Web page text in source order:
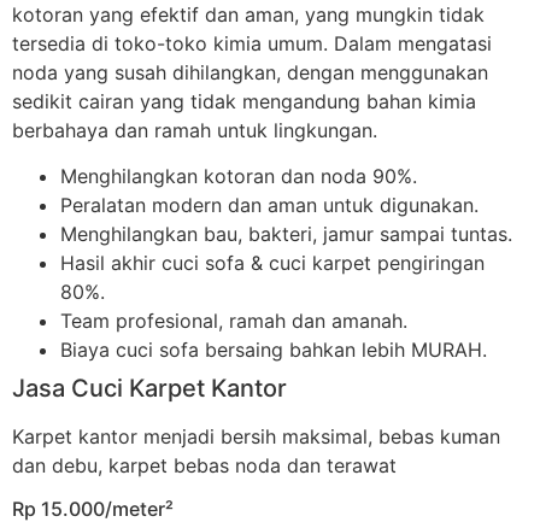
kotoran yang efektif dan aman, yang mungkin tidak
tersedia di toko-toko kimia umum. Dalam mengatasi
noda yang susah dihilangkan, dengan menggunakan
sedikit cairan yang tidak mengandung bahan kimia
berbahaya dan ramah untuk lingkungan.
Menghilangkan kotoran dan noda 90%.
Peralatan modern dan aman untuk digunakan.
Menghilangkan bau, bakteri, jamur sampai tuntas.
Hasil akhir cuci sofa & cuci karpet pengiringan
80%.
Team profesional, ramah dan amanah.
Biaya cuci sofa bersaing bahkan lebih MURAH.
Jasa Cuci Karpet Kantor
Karpet kantor menjadi bersih maksimal, bebas kuman
dan debu, karpet bebas noda dan terawat
Rp 15.000/meter²